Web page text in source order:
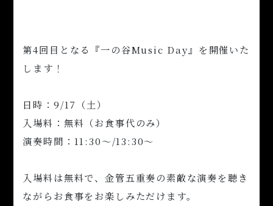
第4回目となる『一の谷Music Day』を開催いた
します！
日時：9/17（土）
入場料：無料（お食事代のみ）
演奏時間：11:30〜/13:30〜
入場料は無料で、金管五重奏の素敵な演奏を聴き
ながらお食事をお楽しみただけます。